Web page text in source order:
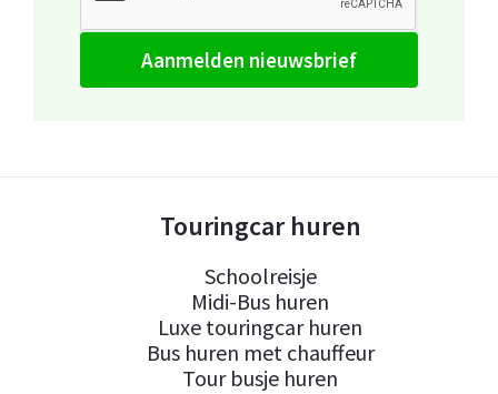
aanmelden nieuwsbrief
Touringcar huren
Schoolreisje
Midi-Bus huren
Luxe touringcar huren
Bus huren met chauffeur
Tour busje huren